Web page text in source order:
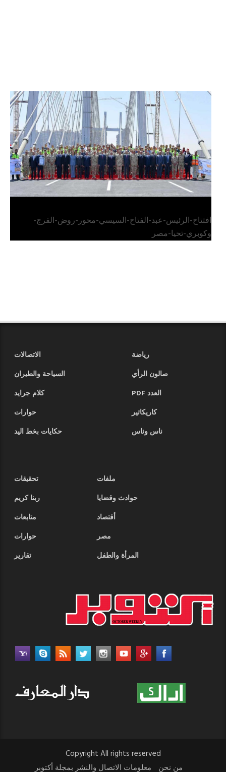
الرئيس عبد الفتاح السيسي يفتتح محور روض الفرج
وكوبري تحيا مصر
افتتاح-الرئيس-عبد-الفتاح-السيسي-محور-روض-الفرج-
وكوبري-تحيا-مصر
رياضة
الاتصالات
صالون الرأي
السياحة والطيران
العدد PDF
كلام جرايد
كاريكاتير
حوارات
ناس وناس
حكايات بخط اليد
ملفات
تحقيقات
حوادث وقضايا
ربنا كريم
أقتصاد
متابعات
مصر
حوارات
المرأة والطفل
تقارير
Copyright All rights reserved
من نحن
معلومات الاتصال والنشر بمجلة أكتوبر